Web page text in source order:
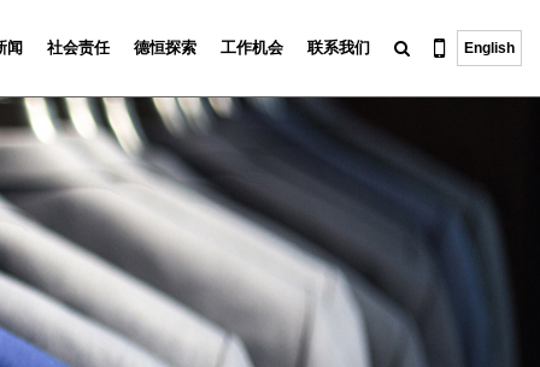
闻 社会责任 德恒探索 工作机会 联系我们 English